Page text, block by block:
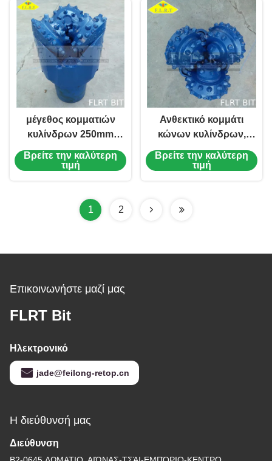
μέγεθος κομματιών
κυλίνδρων 250mm
Tricone IADC 517 που
προσαρμόζεται με την
Βρείτε την καλύτερη
τιμή
Ανθεκτικό κομμάτι
κώνων κυλίνδρων,
Tricone κομμάτι TCI με
την ενισχυμένη
Βρείτε την καλύτερη
τιμή
1 2
Επικοινωνήστε μαζί μας
FLRT Bit
Ηλεκτρονικό
jade@feilong-retop.cn
Η διεύθυνσή μας
Διεύθυνση